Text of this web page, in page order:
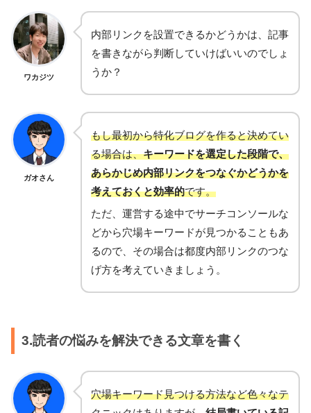
ワカジツ
内部リンクを設置できるかどうかは、記事
を書きながら判断していけばいいのでしょ
うか？
ガオさん
もし最初から特化ブログを作ると決めてい
る場合は、キーワードを選定した段階で、
あらかじめ内部リンクをつなぐかどうかを
考えておくと効率的です。
ただ、運営する途中でサーチコンソールな
どから穴場キーワードが見つかることもあ
るので、その場合は都度内部リンクのつな
げ方を考えていきましょう。
3.読者の悩みを解決できる文章を書く
穴場キーワード見つける方法など色々なテ